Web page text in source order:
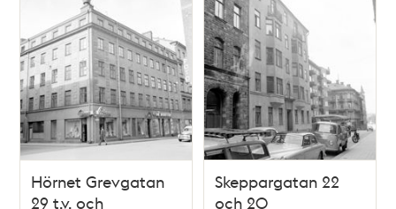
Hörnet Grevgatan
29 t.v. och
Skeppargatan 22
och 20